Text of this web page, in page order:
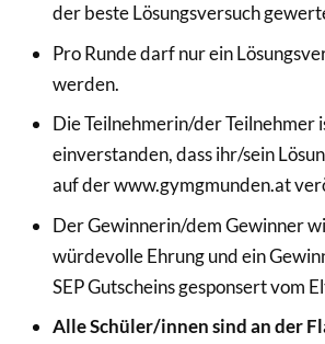
der beste Lösungsversuch
Pro Runde darf nur ein
werden.
Die Teilnehmerin/der Teilnehmer
einverstanden, dass ihr/sein
auf der www.gymgmunden.at
Der Gewinnerin/dem Gewinner
würdevolle Ehrung und ein
SEP Gutscheins gesponsert vom
Alle Schüler/innen sind an der